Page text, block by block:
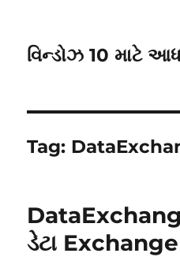
વિન્ડોઝ 10 માટે
Tag:
ડેટા